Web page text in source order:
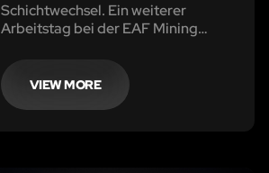
Schichtwechsel. Ein weiterer
Arbeitstag bei der EAF Mining
Aufzug, welcher euch an die
Oberfläche bringen soll. Aber Stopp!
Etwas ist anders. Die Technik des
VIEW MORE